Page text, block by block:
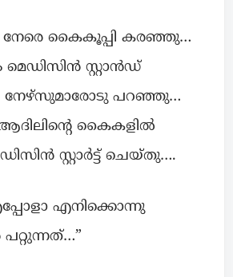
കൈകൂപ്പി കരഞ്ഞു…
മെഡിസിൻ സ്റ്റാൻഡ്
പറഞ്ഞു…
കൈകളിൽ
സ്റ്റാർട്ട് ചെയ്തു….
എനിക്കൊന്നു